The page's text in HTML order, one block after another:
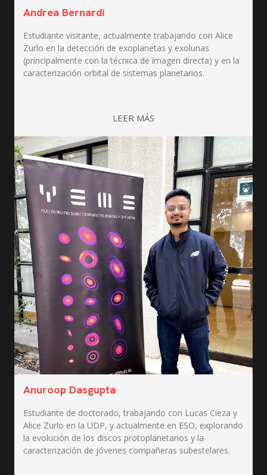
Andrea Bernardi
Estudiante visitante, actualmente trabajando con Alice
Zurlo en la detección de exoplanetas y exolunas
(principalmente con la técnica de imagen directa) y en la
caracterización orbital de sistemas planetarios.
LEER MÁS
Anuroop Dasgupta
Estudiante de doctorado, trabajando con Lucas Cieza y
Alice Zurlo en la UDP, y actualmente en ESO, explorando
la evolución de los discos protoplanetarios y la
caracterización de jóvenes compañeras subestelares.